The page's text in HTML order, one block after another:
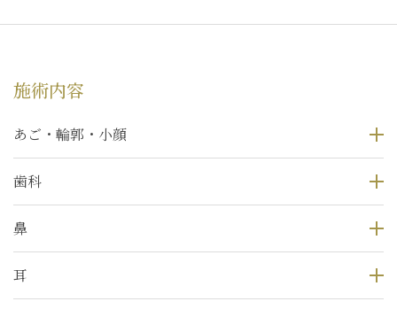
施術内容
あご・輪郭・小顔
歯科
鼻
耳